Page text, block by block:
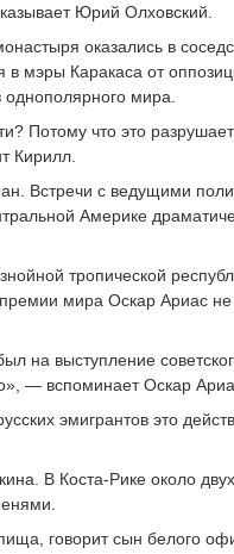
Юрий Олховский.
оказались в
в мэры Каракаса от
однополярного мира.
Потому что это
Кирилл.
Встречи с ведущими
Америке
тропической
мира Оскар Ариас
на выступление
— вспоминает Оскар
эмигрантов это
В Коста-Рике около
говорит сын белого